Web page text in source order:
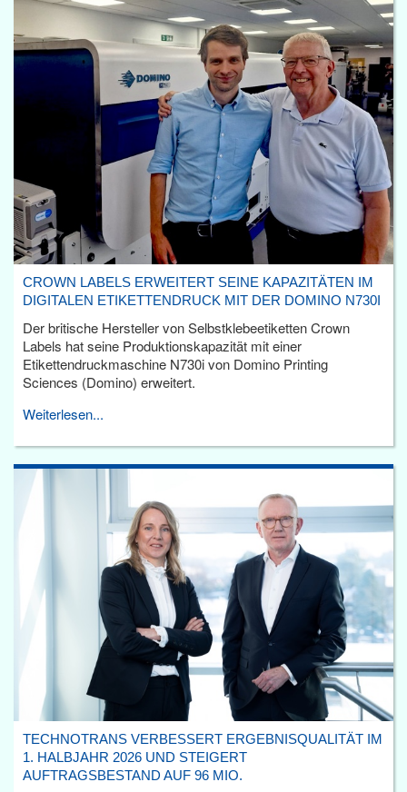
CROWN LABELS ERWEITERT SEINE KAPAZITÄTEN IM
DIGITALEN ETIKETTENDRUCK MIT DER DOMINO N730I
Der britische Hersteller von Selbstklebeetiketten Crown
Labels hat seine Produktionskapazität mit einer
Etikettendruckmaschine N730i von Domino Printing
Sciences (Domino) erweitert.
Weiterlesen...
TECHNOTRANS VERBESSERT ERGEBNISQUALITÄT IM
1. HALBJAHR 2026 UND STEIGERT
AUFTRAGSBESTAND AUF 96 MIO.